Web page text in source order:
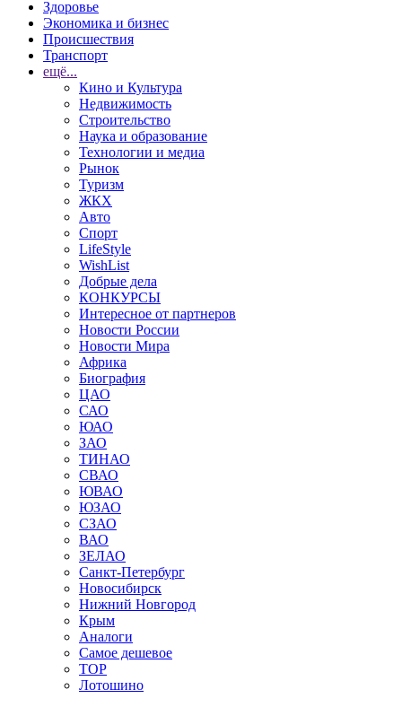
Здоровье
Экономика и бизнес
Происшествия
Транспорт
ещё...
Кино и Культура
Недвижимость
Строительство
Наука и образование
Технологии и медиа
Рынок
Туризм
ЖКХ
Авто
Спорт
LifeStyle
WishList
Добрые дела
КОНКУРСЫ
Интересное от партнеров
Новости России
Новости Мира
Африка
Биография
ЦАО
САО
ЮАО
ЗАО
ТИНАО
СВАО
ЮВАО
ЮЗАО
СЗАО
ВАО
ЗЕЛАО
Санкт-Петербург
Новосибирск
Нижний Новгород
Крым
Аналоги
Самое дешевое
TOP
Лотошино